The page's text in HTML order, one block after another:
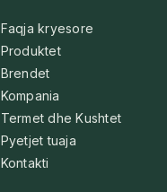
Faqja kryesore
Produktet
Brendet
Kompania
Termet dhe Kushtet
Pyetjet tuaja
Kontakti